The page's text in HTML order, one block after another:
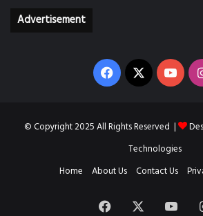
Advertisement
Facebook
X
© Copyright 2025 All Rights Reserved |
Technologies
Home
About Us Contact Us
Facebook